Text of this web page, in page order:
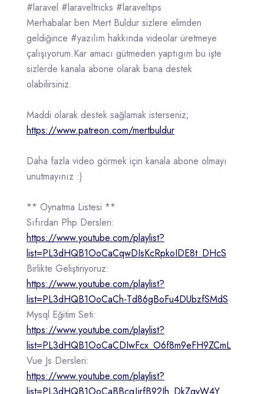
#laravel #laraveltricks #laraveltips
Merhabalar ben Mert Buldur sizlere elimden
geldiğince #yazılım hakkında videolar üretmeye
çalışıyorum.Kar amacı gütmeden yaptıgım bu işte
sizlerde kanala abone olarak bana destek
olabilirsiniz.
Maddi olarak destek sağlamak isterseniz;
https://www.patreon.com/mertbuldur
Daha fazla video görmek için kanala abone olmayı
unutmayınız :)
** Oynatma Listesi **
Sıfırdan Php Dersleri:
https://www.youtube.com/playlist?
list=PL3dHQB1OoCaCqwDIsKcRpkoIDE8t_DHcS
Birlikte Geliştiriyoruz:
https://www.youtube.com/playlist?
list=PL3dHQB1OoCaCh-Td86gBoFu4DUbzfSMdS
Mysql Eğitim Seti:
https://www.youtube.com/playlist?
list=PL3dHQB1OoCaCDIwFcx_O6f8m9eFH9ZCmL
Vue Js Dersleri:
https://www.youtube.com/playlist?